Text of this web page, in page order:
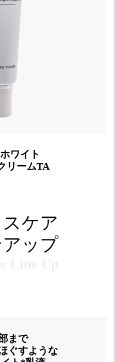
ワイト
リームTA
ケア
ップ
まで
ぐすような